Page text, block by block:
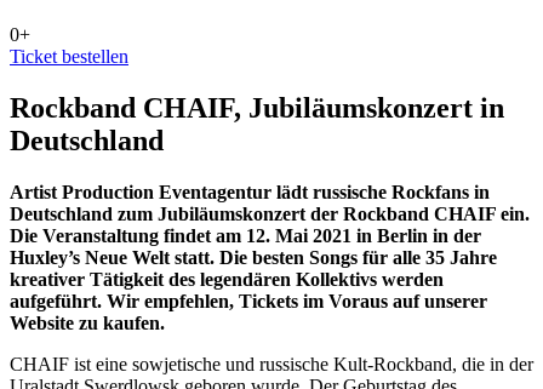
0+
Ticket bestellen
Rockband CHAIF, Jubiläumskonzert in
Deutschland
Artist Production Eventagentur lädt russische Rockfans in
Deutschland zum Jubiläumskonzert der Rockband CHAIF ein.
Die Veranstaltung findet am 12. Mai 2021 in Berlin in der
Huxley’s Neue Welt statt. Die besten Songs für alle 35 Jahre
kreativer Tätigkeit des legendären Kollektivs werden
aufgeführt. Wir empfehlen, Tickets im Voraus auf unserer
Website zu kaufen.
CHAIF ​​ist eine sowjetische und russische Kult-Rockband, die in der